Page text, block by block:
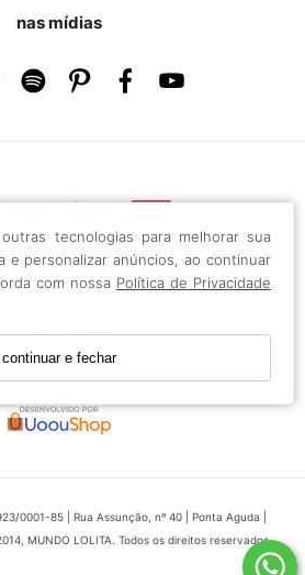
tecnologias para melhorar sua
e personalizar anúncios, ao continuar
com nossa Política de Privacidade
continuar e fechar
nas mídias
0001-85 | Rua Assunção, nº 40 | Ponta Aguda |
MUNDO LOLITA. Todos os direitos reservados.